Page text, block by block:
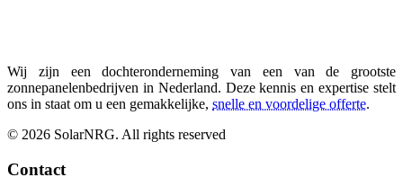
Wij zijn een dochteronderneming van een van de grootste
zonnepanelenbedrijven in Nederland. Deze kennis en expertise stelt
ons in staat om u een gemakkelijke, snelle en voordelige offerte.
© 2026 SolarNRG. All rights reserved
Contact